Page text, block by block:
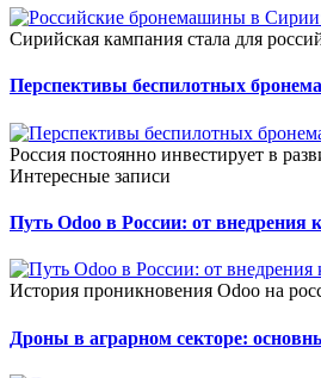
Сирийская кампания стала для
Перспективы беспилотных
Россия постоянно инвестирует в
Интересные записи
Путь Odoo в России: от внедрения
История проникновения Odoo на
Дроны в аграрном секторе: